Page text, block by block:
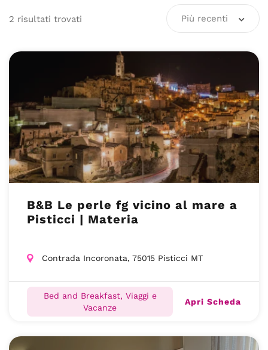
2 risultati trovati Più recenti
B&B Le perle fg vicino al mare a
Pisticci | Materia
Contrada Incoronata, 75015 Pisticci MT
Bed and Breakfast, Viaggi e
Vacanze
Apri Scheda